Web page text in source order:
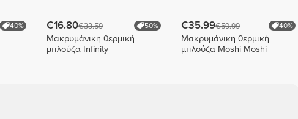
40% €16.80€33.59 50%
Μακρυμάνικη θερμική
μπλούζα Infinity
€35.99€59.99 40%
Μακρυμάνικη θερμική
μπλούζα Moshi Moshi